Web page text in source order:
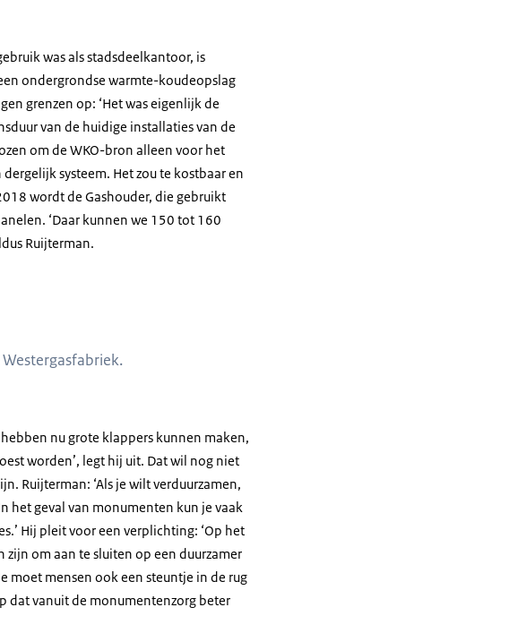
was als stadsdeelkantoor, is
ondergrondse warmte-koudeopslag
grenzen op: ‘Het was eigenlijk de
van de huidige installaties van de
om de WKO-bron alleen voor het
systeem. Het zou te kostbaar en
wordt de Gashouder, die gebruikt
‘Daar kunnen we 150 tot 160
Ruijterman.
nu grote klappers kunnen maken,
worden’, legt hij uit. Dat wil nog niet
Ruijterman: ‘Als je wilt verduurzamen,
het geval van monumenten kun je vaak
Hij pleit voor een verplichting: ‘Op het
om aan te sluiten op een duurzamer
moet mensen ook een steuntje in de rug
dat vanuit de monumentenzorg beter